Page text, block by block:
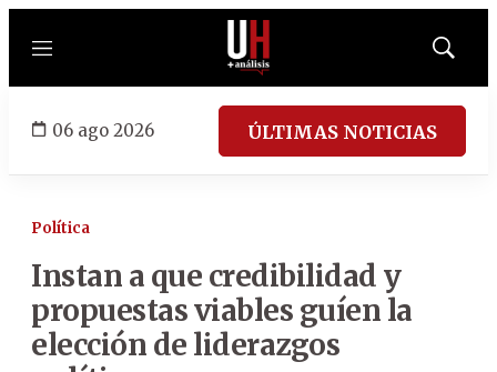
Menú
Mostrar
06 ago 2026 ÚLTIMAS NOTICIAS
Política
Instan a que credibilidad y
propuestas viables guíen la
elección de liderazgos